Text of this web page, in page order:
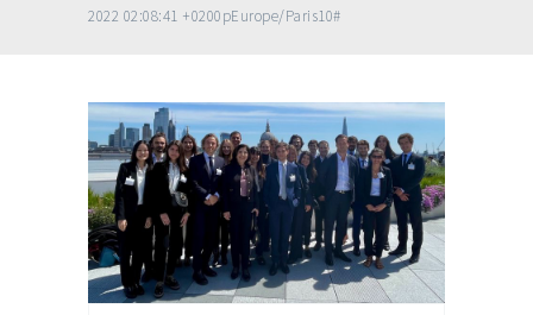
2022 02:08:41 +0200pEurope/Paris10#